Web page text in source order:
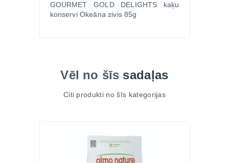
GOURMET GOLD DELIGHTS kaķu
konservi Okeāna zivis 85g
Vēl no šīs sadaļas
Citi produkti no šīs kategorijas